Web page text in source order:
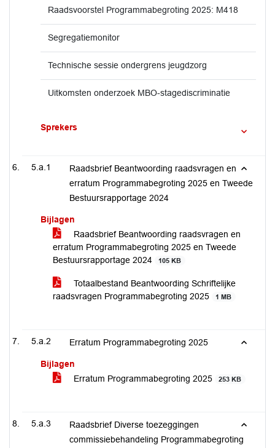
Raadsvoorstel Programmabegroting 2025: M418
Segregatiemonitor
Technische sessie ondergrens jeugdzorg
Uitkomsten onderzoek MBO-stagediscriminatie
Sprekers
5.a.1
Raadsbrief Beantwoording raadsvragen en
erratum Programmabegroting 2025 en Tweede
Bestuursrapportage 2024
Bijlagen
Raadsbrief Beantwoording raadsvragen en
erratum Programmabegroting 2025 en Tweede
Bestuursrapportage 2024
105 KB
Totaalbestand Beantwoording Schriftelijke
raadsvragen Programmabegroting 2025
1 MB
5.a.2 Erratum Programmabegroting 2025
Bijlagen
Erratum Programmabegroting 2025
253 KB
5.a.3
Raadsbrief Diverse toezeggingen
commissiebehandeling Programmabegroting